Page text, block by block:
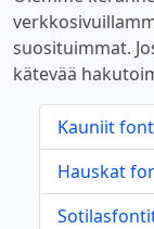
suosituimmat.
kätevää
Kauniit
Hauskat